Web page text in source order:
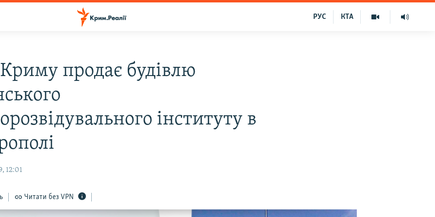
КТА
РУС
продає будівлю
інституту в
12:01
Читати без VPN